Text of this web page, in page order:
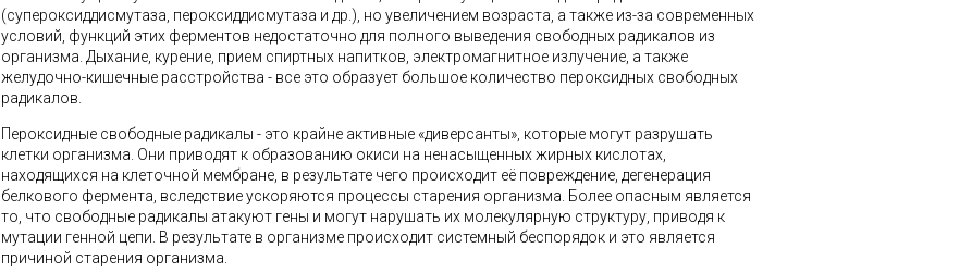
(супероксиддисмутаза, пероксиддисмутаза и др.), но увеличением возраста, а также из-за современных
условий, функций этих ферментов недостаточно для полного выведения свободных радикалов из
организма. Дыхание, курение, прием спиртных напитков, электромагнитное излучение, а также
желудочно-кишечные расстройства - все это образует большое количество пероксидных свободных
радикалов.
Пероксидные свободные радикалы - это крайне активные «диверсанты», которые могут разрушать
клетки организма. Они приводят к образованию окиси на ненасыщенных жирных кислотах,
находящихся на клеточной мембране, в результате чего происходит её повреждение, дегенерация
белкового фермента, вследствие ускоряются процессы старения организма. Более опасным является
то, что свободные радикалы атакуют гены и могут нарушать их молекулярную структуру, приводя к
мутации генной цепи. В результате в организме происходит системный беспорядок и это является
причиной старения организма.